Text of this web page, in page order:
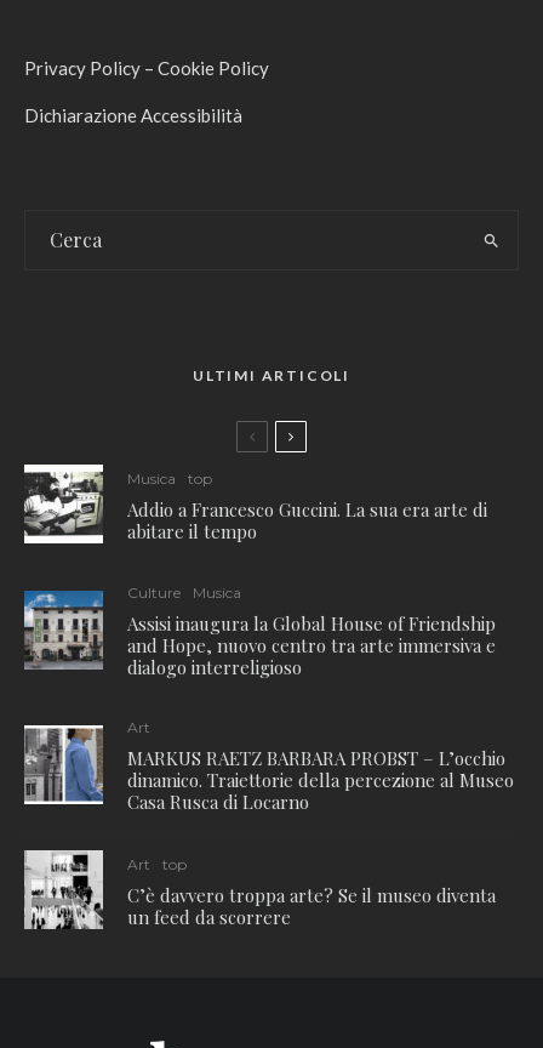
Privacy Policy – Cookie Policy
Dichiarazione Accessibilità
ULTIMI ARTICOLI
Musica top
Addio a Francesco Guccini. La sua era arte di
abitare il tempo
Culture Musica
Assisi inaugura la Global House of Friendship
and Hope, nuovo centro tra arte immersiva e
dialogo interreligioso
Art
MARKUS RAETZ BARBARA PROBST – L’occhio
dinamico. Traiettorie della percezione al Museo
Casa Rusca di Locarno
Art top
C’è davvero troppa arte? Se il museo diventa
un feed da scorrere